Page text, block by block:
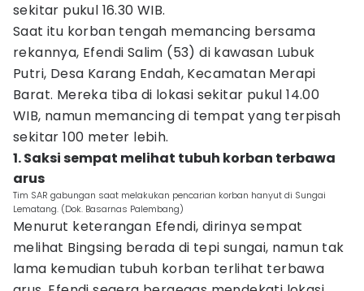
sekitar pukul 16.30 WIB.
Saat itu korban tengah memancing bersama
rekannya, Efendi Salim (53) di kawasan Lubuk
Putri, Desa Karang Endah, Kecamatan Merapi
Barat. Mereka tiba di lokasi sekitar pukul 14.00
WIB, namun memancing di tempat yang terpisah
sekitar 100 meter lebih.
1. Saksi sempat melihat tubuh korban terbawa
arus
Tim SAR gabungan saat melakukan pencarian korban hanyut di Sungai
Lematang. (Dok. Basarnas Palembang)
Menurut keterangan Efendi, dirinya sempat
melihat Bingsing berada di tepi sungai, namun tak
lama kemudian tubuh korban terlihat terbawa